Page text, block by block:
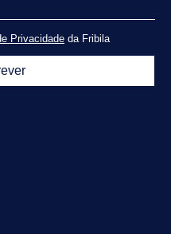
Privacidade da Fribila